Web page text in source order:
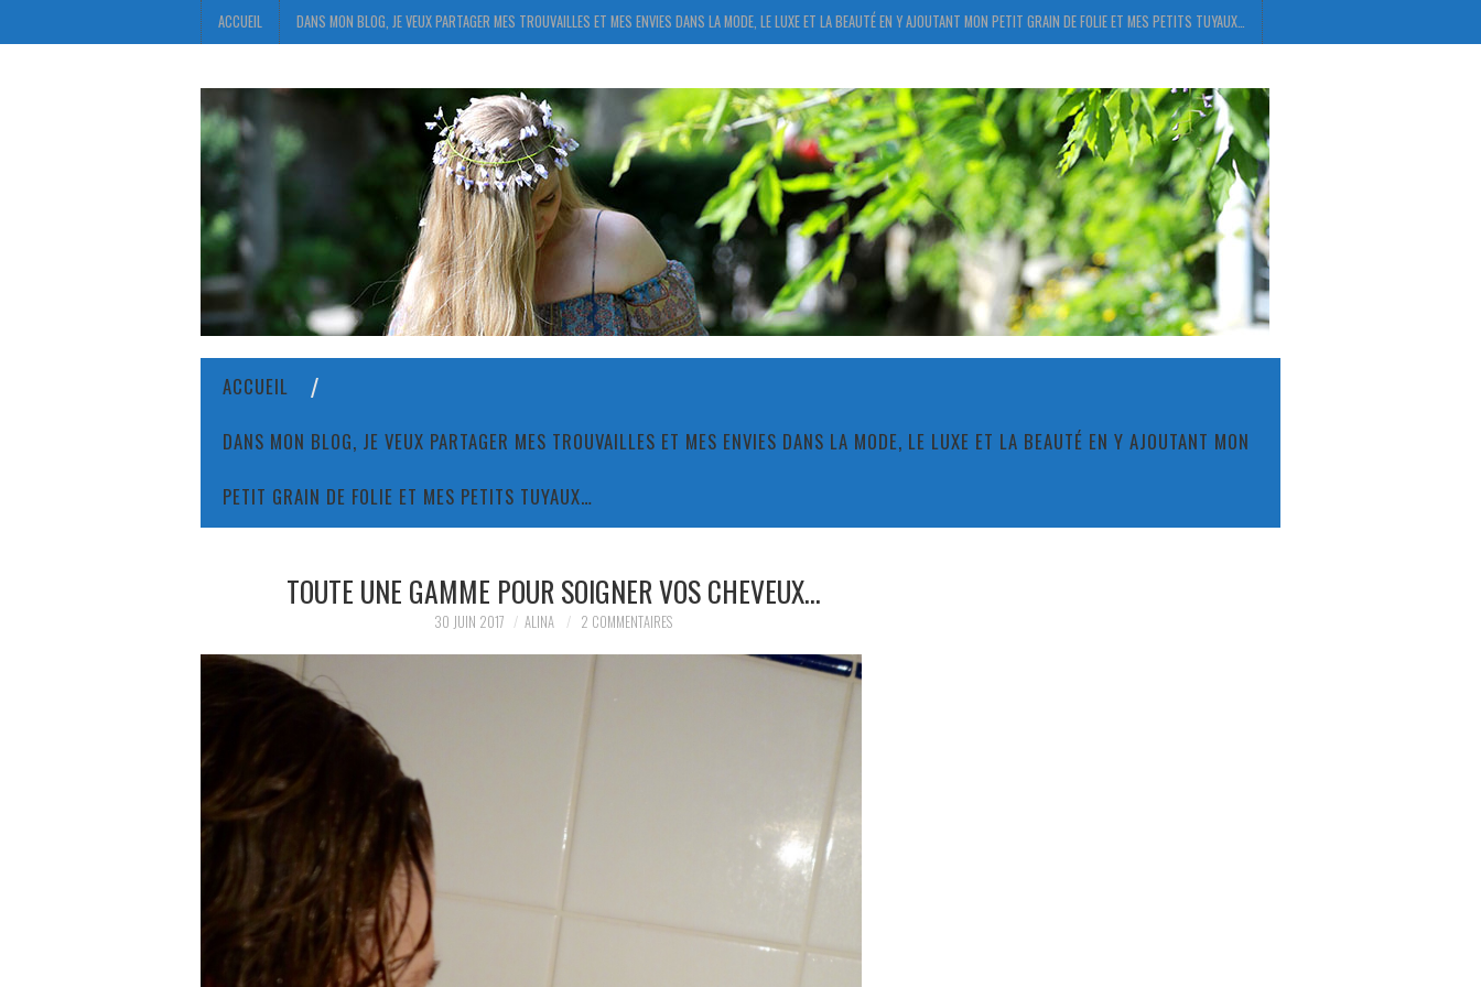
ACCUEIL DANS MON BLOG, JE VEUX PARTAGER MES TROUVAILLES ET MES ENVIES DANS LA MODE, LE LUXE ET LA BEAUTÉ EN Y AJOUTANT MON PETIT GRAIN DE FOLIE ET MES PETITS TUYAUX…
ACCUEIL
DANS MON BLOG, JE VEUX PARTAGER MES TROUVAILLES ET MES ENVIES DANS LA MODE, LE LUXE ET LA BEAUTÉ EN Y AJOUTANT MON
PETIT GRAIN DE FOLIE ET MES PETITS TUYAUX…
TOUTE UNE GAMME POUR SOIGNER VOS CHEVEUX…
30 JUIN 2017 ALINA 2 COMMENTAIRES